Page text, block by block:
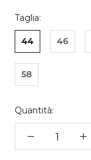
Taglia:
44 46
58
Quantità: